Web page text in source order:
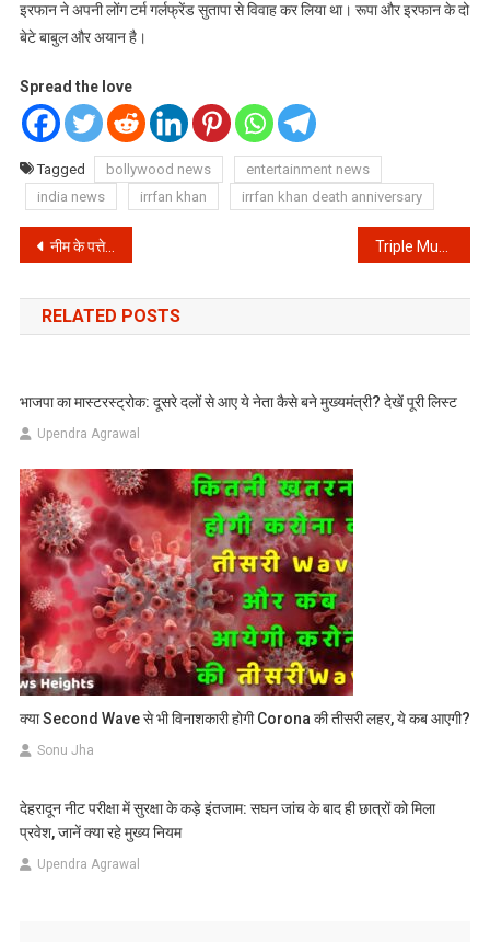
इरफान ने अपनी लोंग टर्म गर्लफ्रेंड सुतापा से विवाह कर लिया था। रूपा और इरफान के दो
बेटे बाबुल और अयान है।
Spread the love
Tagged bollywood news
entertainment news
india news
irrfan khan irrfan khan death anniversary
Post
navigation
नीम के पत्ते चबाने के फायदे || Benefits of Neem Leaves in Hindi
RELATED POSTS
भाजपा का मास्टरस्ट्रोक: दूसरे दलों से आए ये नेता कैसे बने मुख्यमंत्री? देखें पूरी लिस्ट
Upendra Agrawal
क्या Second Wave से भी विनाशकारी होगी Corona की तीसरी लहर, ये कब आएगी?
Sonu Jha
देहरादून नीट परीक्षा में सुरक्षा के कड़े इंतजाम: सघन जांच के बाद ही छात्रों को मिला
प्रवेश, जानें क्या रहे मुख्य नियम
Upendra Agrawal